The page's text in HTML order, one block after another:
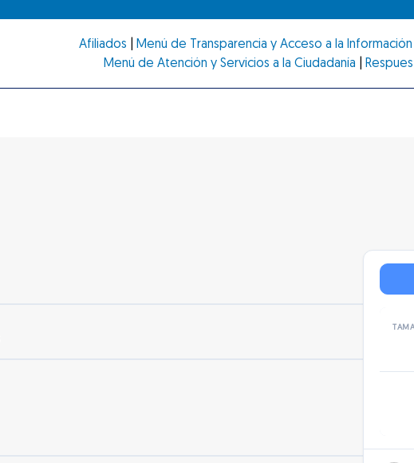
Afiliados Menú de Transparencia y Acceso a la Información
Menú de Atención y Servicios a la Ciudadanía